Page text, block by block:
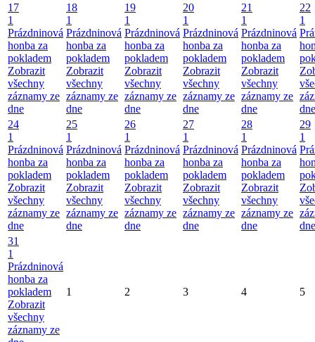
17
1
Prázdninová
honba za
pokladem
Zobrazit
všechny
záznamy ze
dne
18
1
Prázdninová
honba za
pokladem
Zobrazit
všechny
záznamy ze
dne
19
1
Prázdninová
honba za
pokladem
Zobrazit
všechny
záznamy ze
dne
20
1
Prázdninová
honba za
pokladem
Zobrazit
všechny
záznamy ze
dne
21
1
Prázdninová
honba za
pokladem
Zobrazit
všechny
záznamy ze
dne
22
1
dne
24
1
Prázdninová
honba za
pokladem
Zobrazit
všechny
záznamy ze
dne
25
1
Prázdninová
honba za
pokladem
Zobrazit
všechny
záznamy ze
dne
26
1
Prázdninová
honba za
pokladem
Zobrazit
všechny
záznamy ze
dne
27
1
Prázdninová
honba za
pokladem
Zobrazit
všechny
záznamy ze
dne
28
1
Prázdninová
honba za
pokladem
Zobrazit
všechny
záznamy ze
dne
29
1
dne
31
1
Prázdninová
honba za
pokladem
Zobrazit
všechny
záznamy ze
1 2 3 4 5